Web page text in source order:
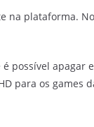
na plataforma.
possível apagar
para os games